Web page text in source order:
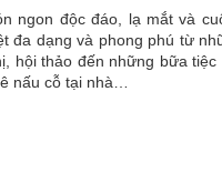
ngon độc đáo, lạ mắt và
đa dạng và phong phú từ
hội thảo đến những bữa
nấu cỗ tại nhà…